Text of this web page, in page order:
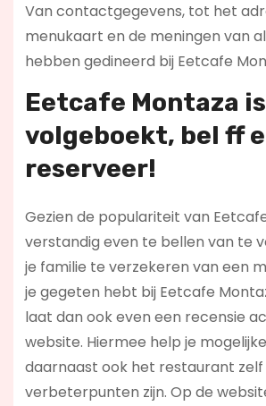
Van contactgegevens, tot het
menukaart en de meningen van
hebben gedineerd bij Eetcafe
Eetcafe Montaza
volgeboekt, bel ff
reserveer!
Gezien de populariteit van
verstandig even te bellen van te
je familie te verzekeren van een
je gegeten hebt bij Eetcafe
laat dan ook even een recensie
website. Hiermee help je
daarnaast ook het restaurant
verbeterpunten zijn. Op de